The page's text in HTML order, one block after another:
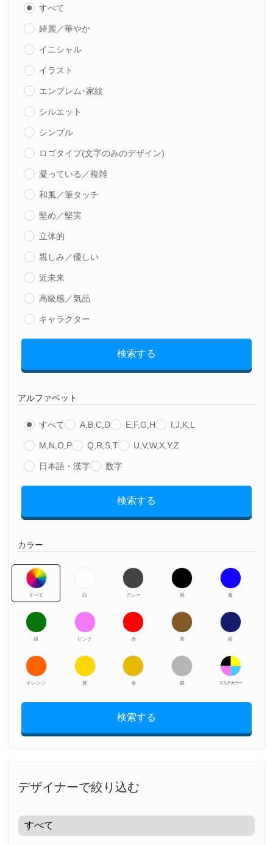
すべて
綺麗／華やか
イニシャル
イラスト
エンブレム･家紋
シルエット
シンプル
ロゴタイプ(文字のみのデザイン)
凝っている／複雑
和風／筆タッチ
堅め／堅実
立体的
親しみ／優しい
近未来
高級感／気品
キャラクター
検索する
アルファベット
すべて A,B,C,D E,F,G,H I,J,K,L
M,N,O,P Q,R,S,T U,V,W,X,Y,Z
日本語・漢字 数字
検索する
カラー
すべて 白 グレー 黒 青
緑 ピンク 赤 茶 紺
オレンジ 黃 金 銀 マルチカラー
検索する
デザイナーで絞り込む